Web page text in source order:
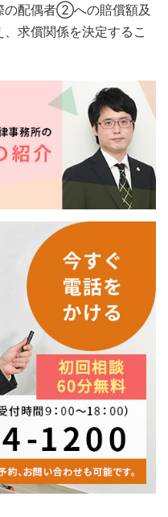
配偶者②への賠償額及
求償関係を決定するこ